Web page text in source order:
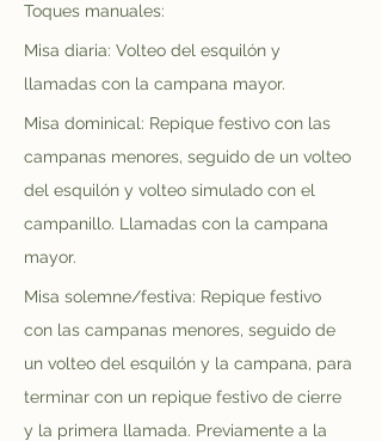
Toques manuales:
Misa diaria: Volteo del esquilón y
llamadas con la campana mayor.
Misa dominical: Repique festivo con las
campanas menores, seguido de un volteo
del esquilón y volteo simulado con el
campanillo. Llamadas con la campana
mayor.
Misa solemne/festiva: Repique festivo
con las campanas menores, seguido de
un volteo del esquilón y la campana, para
terminar con un repique festivo de cierre
y la primera llamada. Previamente a la